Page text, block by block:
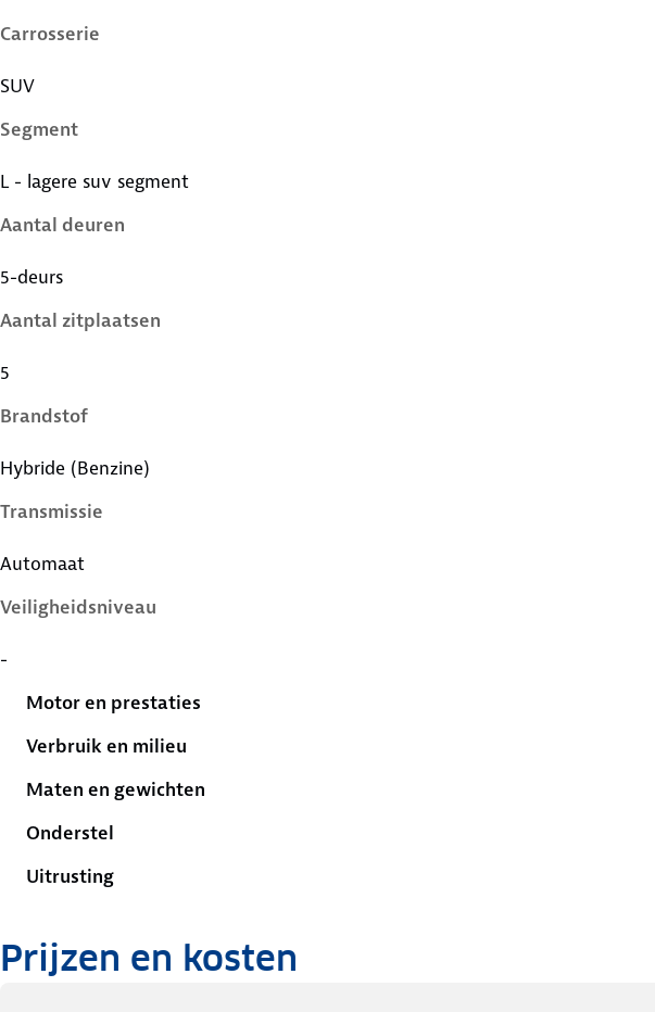
Carrosserie
SUV
Segment
L - lagere suv segment
Aantal deuren
5-deurs
Aantal zitplaatsen
5
Brandstof
Hybride (Benzine)
Transmissie
Automaat
Veiligheidsniveau
-
Motor en prestaties
Verbruik en milieu
Maten en gewichten
Onderstel
Uitrusting
Prijzen en kosten